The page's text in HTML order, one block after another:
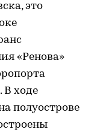
это
«Ренова»
В ходе
полуострове